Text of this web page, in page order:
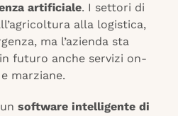
artificiale. I settori di
alla logistica,
ma l’azienda sta
futuro anche servizi on-
marziane.
software intelligente di